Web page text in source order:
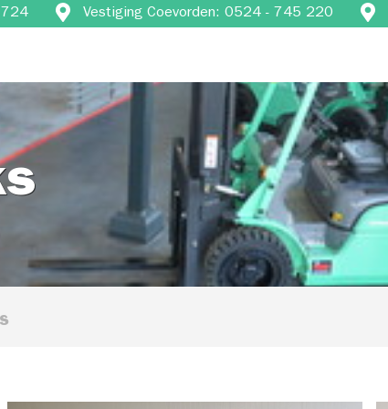
Vestiging Coevorden: 0524 - 745 220